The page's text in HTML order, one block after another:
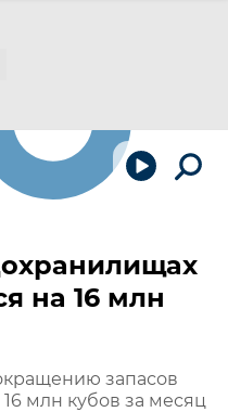
на 16 млн
запасов
млн кубов за месяц